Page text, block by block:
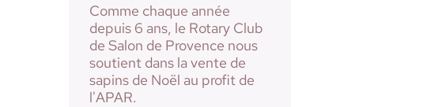
Comme chaque année
depuis 6 ans, le Rotary Club
de Salon de Provence nous
soutient dans la vente de
sapins de Noël au profit de
l'APAR.